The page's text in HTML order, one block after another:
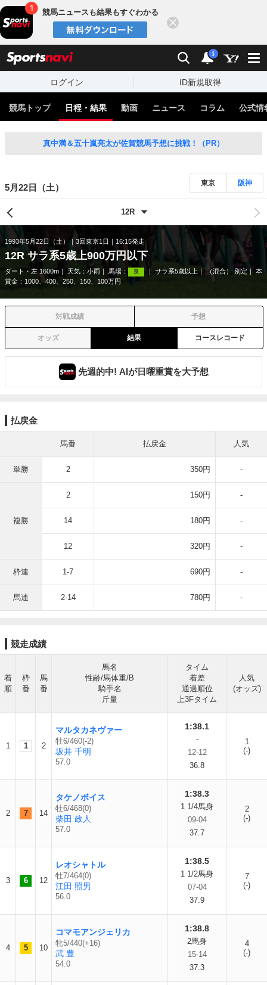
競馬ニュースも結果もすぐわかる
検索 通知
i
ログイン ID新規取得
競馬トップ 日程・結果 動画 ニュース コラム 公式情
真中満＆五十嵐亮太が佐賀競馬予想に挑戦！（PR）
5月22日（土） 東京 阪神
1993年5月22日（土） 3回東京1日 16:15発走
12R サラ系5歳上900万円以下
ダート・左 1600m 天気： 小雨 馬場： 良 サラ系5歳以上 （混合） 別定
本
賞金：1000、400、250、150、100万円
対戦成績 予想
オッズ 結果 コースレコード
先週的中! AIが日曜重賞を大予想
払戻金
馬番 払戻金 人気
単勝 2 350円 -
複勝
2 150円 -
14 180円 -
12 320円 -
枠連 1-7 690円 -
馬連 2-14 780円 -
競走成績
着
順
枠
番
馬
番
馬名
性齢/馬体重/B
騎手名
斤量
タイム
着差
通過順位
上3Fタイム
人気
(オッズ)
1 1 2
マルタカネヴァー
牡6/460(-2)
坂井 千明
57.0
1:38.1
-
12-12
36.8
1
(-)
2 7 14
タケノボイス
牡6/468(0)
柴田 政人
57.0
1:38.3
1 1/4馬身
09-04
37.7
2
(-)
3 6 12
レオシャトル
牡7/464(0)
江田 照男
56.0
1:38.5
1 1/2馬身
07-04
37.9
7
(-)
4 5 10
コマモアンジェリカ
牝5/440(+16)
武 豊
54.0
1:38.8
2馬身
15-14
37.3
4
(-)